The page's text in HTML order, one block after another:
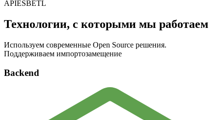
APIESBETL
Технологии, с которыми мы работаем
Используем современные Open Source решения.
Поддерживаем импортозамещение
Backend